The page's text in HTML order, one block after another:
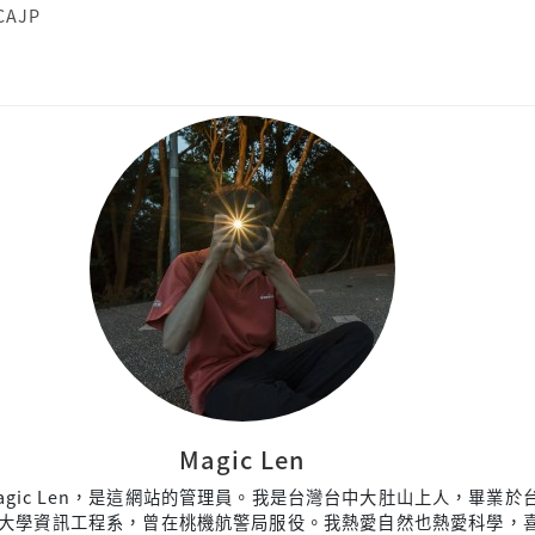
Magic Len
Len，是這網站的管理員。我是台灣台中大肚山上人，畢業於
學資訊工程系，曾在桃機航警局服役。我熱愛自然也熱愛科學，